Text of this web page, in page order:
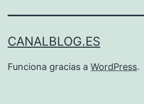
CANALBLOG.ES
Funciona gracias a WordPress.